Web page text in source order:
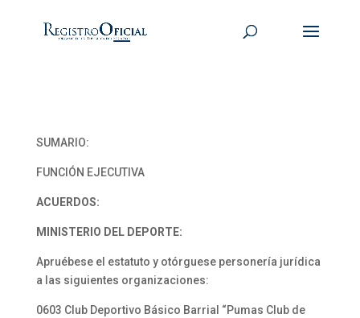
SUMARIO:
FUNCIÓN EJECUTIVA
ACUERDOS:
MINISTERIO DEL DEPORTE:
Apruébese el estatuto y otórguese personería jurídica
a las siguientes organizaciones:
0603 Club Deportivo Básico Barrial “Pumas Club de